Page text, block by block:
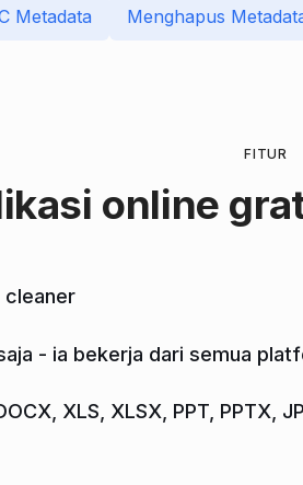
Metadata Menghapus
FITUR
online
cleaner
- ia bekerja dari semua
XLS, XLSX, PPT, PPTX,